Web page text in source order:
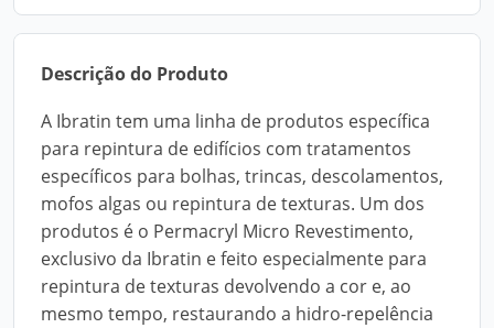
Descrição do Produto
A Ibratin tem uma linha de produtos específica
para repintura de edifícios com tratamentos
específicos para bolhas, trincas, descolamentos,
mofos algas ou repintura de texturas. Um dos
produtos é o Permacryl Micro Revestimento,
exclusivo da Ibratin e feito especialmente para
repintura de texturas devolvendo a cor e, ao
mesmo tempo, restaurando a hidro-repelência